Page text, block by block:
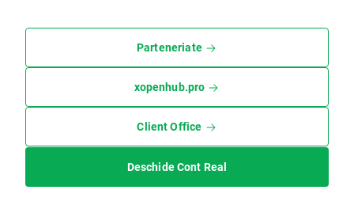
Parteneriate
xopenhub.pro
Client Office
Deschide Cont Real